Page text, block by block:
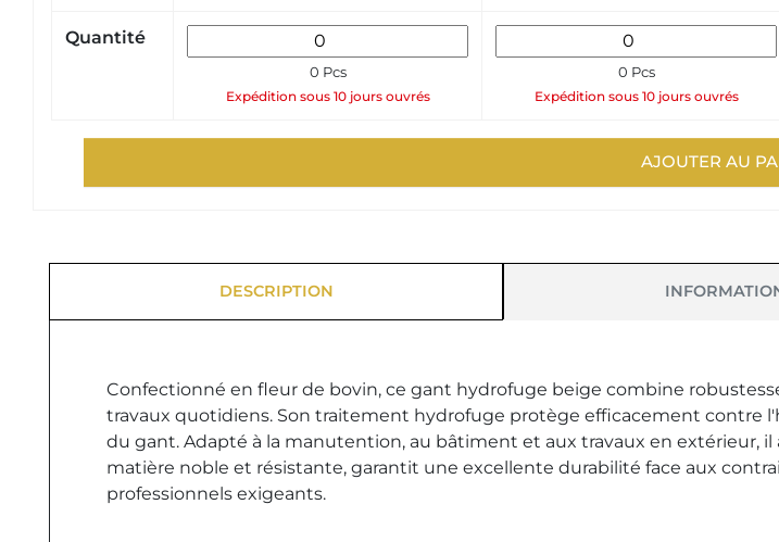
Quantité
0 Pcs
Expédition sous 10 jours ouvrés
0 Pcs
Expédition sous 10 jours ouvrés
AJOUTER AU
DESCRIPTION
Confectionné en fleur de bovin, ce gant hydrofuge beige combine
travaux quotidiens. Son traitement hydrofuge protège efficacement contre
du gant. Adapté à la manutention, au bâtiment et aux travaux en extérieur,
matière noble et résistante, garantit une excellente durabilité face aux
professionnels exigeants.